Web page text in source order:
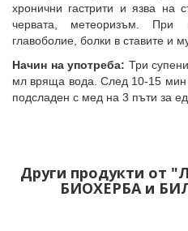
хронични гастрити и язва на
червата, метеоризъм. При
главоболие, болки в ставите и
Начин на употреба: Три
мл вряща вода. След 10-15 мин
подсладен с мед на 3 пъти за
Други продукти от
БИОХЕРБА и